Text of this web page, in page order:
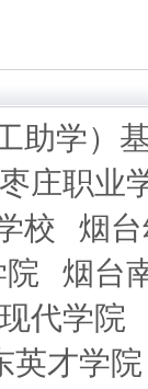
助学）
枣庄职业
校
烟
院
烟台
代学院
英才学院